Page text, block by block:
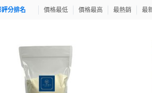
評分排名 價格最低 價格最高 最熱銷 最